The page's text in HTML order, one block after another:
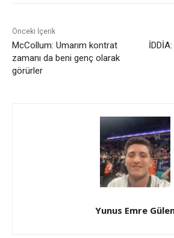
Önceki İçerik
McCollum: Umarım kontrat
zamanı da beni genç olarak
görürler
Yunus Emre